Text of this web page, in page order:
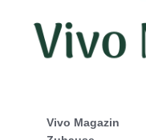
Vivo Magazin